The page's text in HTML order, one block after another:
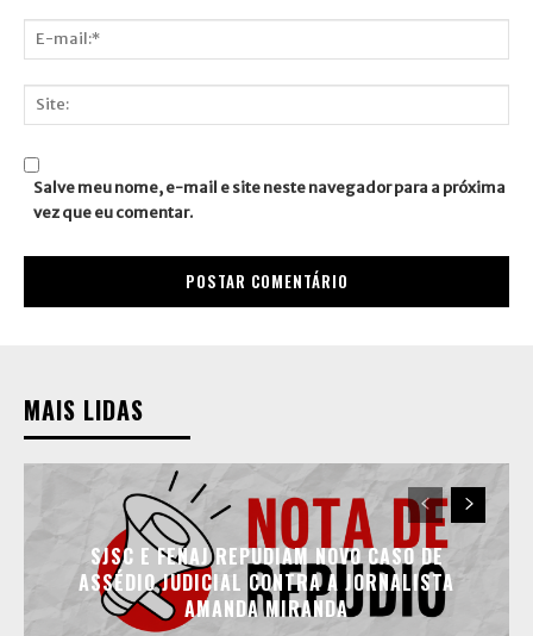
mail:*
Salve meu nome, e-mail e site neste navegador para a próxima
vez que eu comentar.
MAIS LIDAS
SJSC E FENAJ REPUDIAM NOVO CASO DE
ASSÉDIO JUDICIAL CONTRA A JORNALISTA
AMANDA MIRANDA